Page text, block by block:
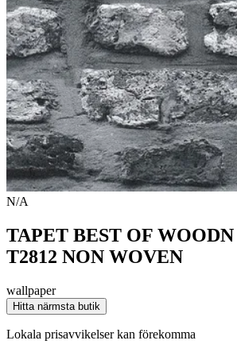
N/A
TAPET BEST OF
T2812 NON WOVEN
wallpaper
Hitta närmsta butik
Lokala prisavvikelser kan förekomma